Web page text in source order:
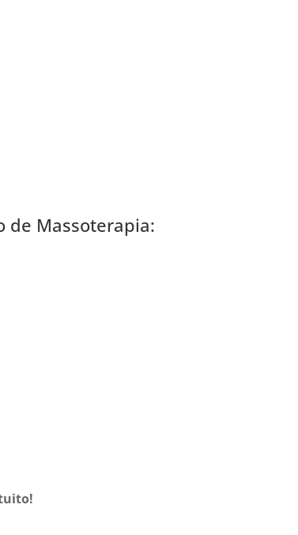
de Massoterapia: